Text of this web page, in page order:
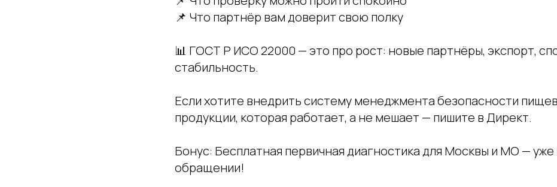
📌 Что партнёр вам доверит свою полку
📊 ГОСТ Р ИСО 22000 — это про рост: новые партнёры, экспорт,
стабильность.
Если хотите внедрить систему менеджмента безопасности
продукции, которая работает, а не мешает — пишите в Директ.
Бонус: Бесплатная первичная диагностика для Москвы и МО —
обращении!